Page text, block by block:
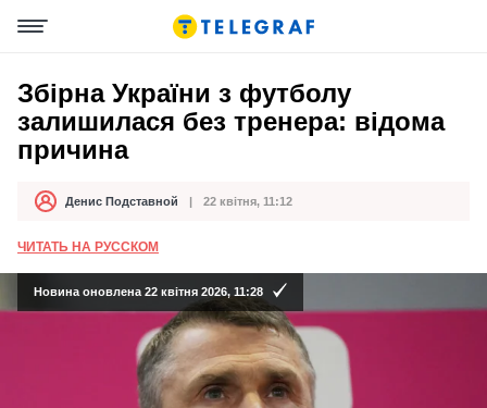
Збірна України з футболу
залишилася без тренера: відома
причина
АвторДенис Подставной
Дата публікації 22 квітня, 11:12
ЧИТАТЬ НА РУССКОМ
Новина оновлена 22 квітня 2026, 11:28